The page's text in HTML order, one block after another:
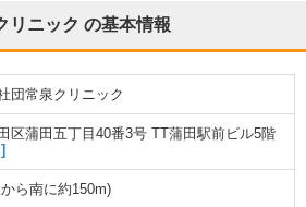
リニック の基本情報
団常泉クリニック
区蒲田五丁目40番3号 TT蒲田駅前ビル5階
ら南に約150m)